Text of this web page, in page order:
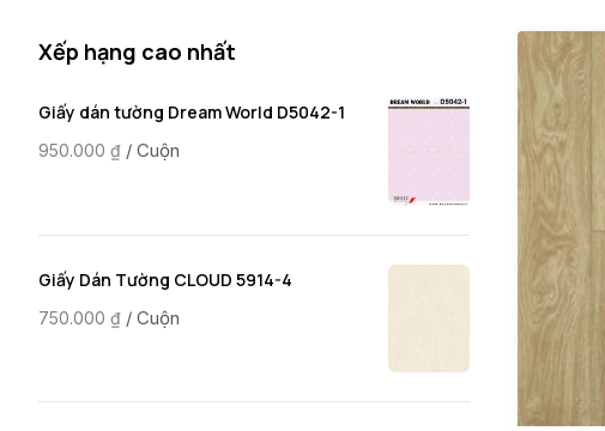
Xếp hạng cao nhất
Giấy dán tường Dream World D5042-1
950.000 ₫ / Cuộn
Giấy Dán Tường CLOUD 5914-4
750.000 ₫ / Cuộn